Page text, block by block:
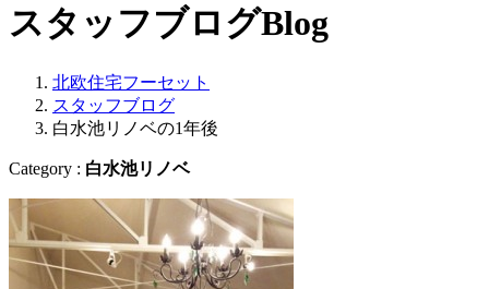
スタッフブログBlog
北欧住宅フーセット
スタッフブログ
白水池リノベの1年後
Category : 白水池リノベ